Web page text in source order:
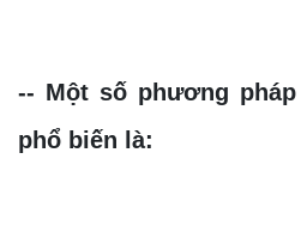
-- Một số phương
phổ biến là: